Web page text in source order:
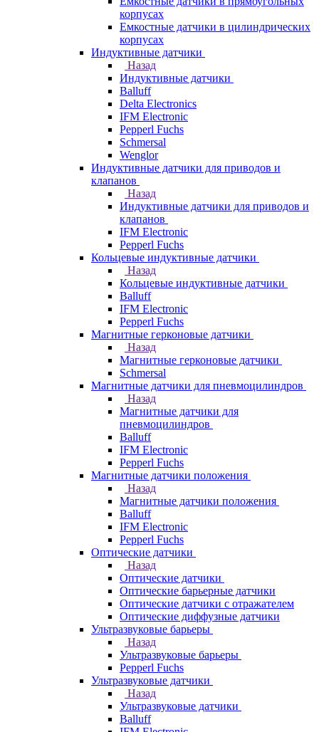
корпусах
Емкостные датчики в цилиндрических
корпусах
Индуктивные датчики
Назад
Индуктивные датчики
Balluff
Delta Electronics
IFM Electronic
Pepperl Fuchs
Schmersal
Wenglor
Индуктивные датчики для приводов и
клапанов
Назад
Индуктивные датчики для приводов и
клапанов
IFM Electronic
Pepperl Fuchs
Кольцевые индуктивные датчики
Назад
Кольцевые индуктивные датчики
Balluff
IFM Electronic
Pepperl Fuchs
Магнитные герконовые датчики
Назад
Магнитные герконовые датчики
Schmersal
Магнитные датчики для пневмоцилиндров
Назад
Магнитные датчики для
пневмоцилиндров
Balluff
IFM Electronic
Pepperl Fuchs
Магнитные датчики положения
Назад
Магнитные датчики положения
Balluff
IFM Electronic
Pepperl Fuchs
Оптические датчики
Назад
Оптические датчики
Оптические барьерные датчики
Оптические датчики с отражателем
Оптические диффузные датчики
Ультразвуковые барьеры
Назад
Ультразвуковые барьеры
Pepperl Fuchs
Ультразвуковые датчики
Назад
Ультразвуковые датчики
Balluff